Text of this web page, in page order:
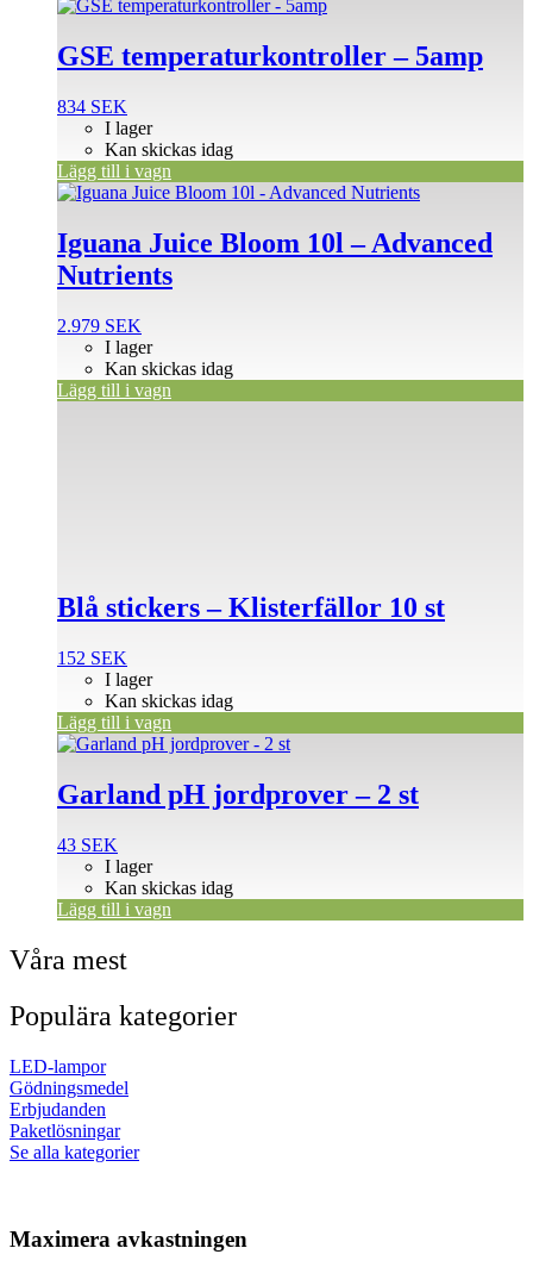
GSE temperaturkontroller – 5amp
834 SEK
I lager
Kan skickas idag
Lägg till i vagn
Iguana Juice Bloom 10l – Advanced
Nutrients
2.979 SEK
I lager
Kan skickas idag
Lägg till i vagn
Blå stickers – Klisterfällor 10 st
152 SEK
I lager
Kan skickas idag
Lägg till i vagn
Garland pH jordprover – 2 st
43 SEK
I lager
Kan skickas idag
Lägg till i vagn
Våra mest
Populära kategorier
LED-lampor
Gödningsmedel
Erbjudanden
Paketlösningar
Se alla kategorier
Maximera avkastningen